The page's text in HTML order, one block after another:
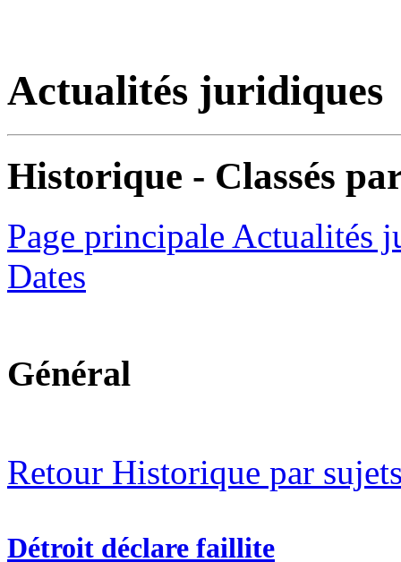
Actualités juridiques
Historique - Classés
Page principale Actualités
Dates
Général
Retour Historique par
Détroit déclare faillite